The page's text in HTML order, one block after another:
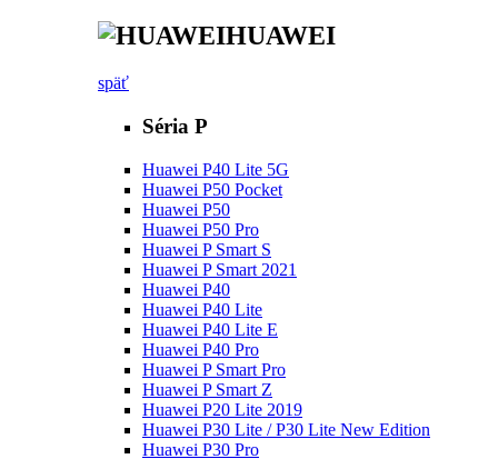
HUAWEI
späť
Séria P
Huawei P40 Lite 5G
Huawei P50 Pocket
Huawei P50
Huawei P50 Pro
Huawei P Smart S
Huawei P Smart 2021
Huawei P40
Huawei P40 Lite
Huawei P40 Lite E
Huawei P40 Pro
Huawei P Smart Pro
Huawei P Smart Z
Huawei P20 Lite 2019
Huawei P30 Lite / P30 Lite New Edition
Huawei P30 Pro